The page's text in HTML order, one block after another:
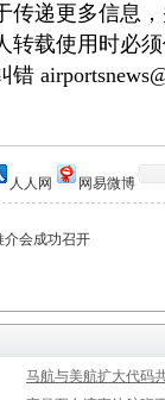
传递更多信息
转载使用时必
人人网 网易微博
介会成功召开
马航与美航扩大代码